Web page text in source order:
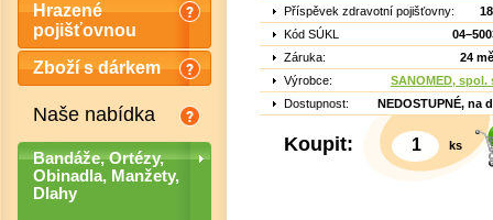
Hrazené
pojišťovnou
Zboží s dárkem
Naše nabídka
Bandáže, Ortézy,
Obinadla, Manžety,
Dlahy
Příspěvek zdravotní pojišťovny:
Kód SÚKL
Záruka:
24
Výrobce:
SANOMED, spol.
Dostupnost:
NEDOSTUPNÉ, na
Koupit: ks